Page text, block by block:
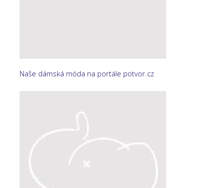
Naše dámská móda na portále potvor.cz